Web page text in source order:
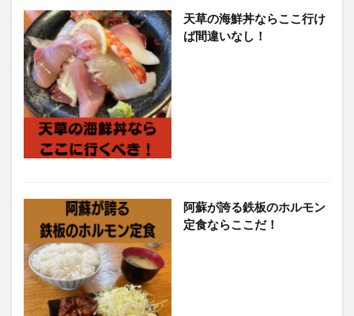
天草の海鮮丼ならここ行け
ば間違いなし！
阿蘇が誇る鉄板のホルモン
定食ならここだ！